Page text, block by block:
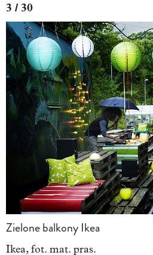
3 / 30
Zielone balkony Ikea
Ikea, fot. mat. pras.